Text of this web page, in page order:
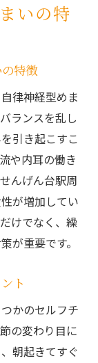
いの特
特徴
律神経型めま
ランスを乱し
引き起こすこ
や内耳の働き
んげん台駅周
が増加してい
けでなく、繰
が重要です。
ト
かのセルフチ
の変わり目に
朝起きてすぐ